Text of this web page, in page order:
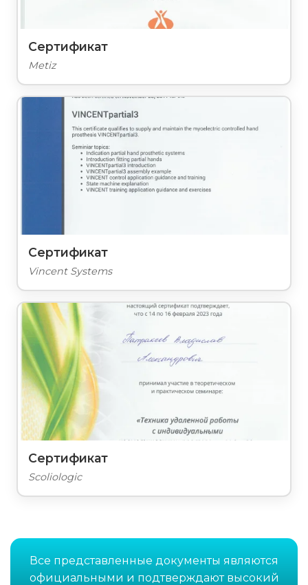
Сертификат
Metiz
Сертификат
Vincent Systems
Сертификат
Scoliologic
Все представленные документы являются
официальными и подтверждают высокий